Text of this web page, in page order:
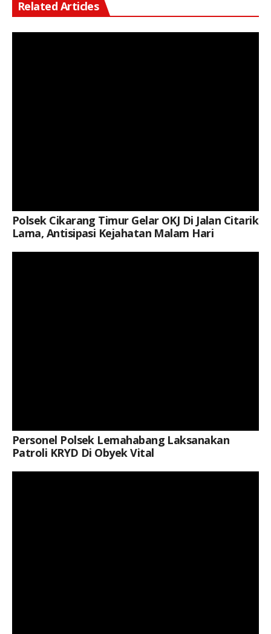
Related Articles
Keterangan Gambar: Personel Polsek Cikarang Timur saat melaksanakan Operasi Kejahatan Jalanan (OKJ) di Jalan Citarik Lama, Desa Jatibaru, Kecamatan Cikarang Timur, Kabupaten Bekasi.
Polsek Cikarang Timur Gelar OKJ Di Jalan Citarik
Lama, Antisipasi Kejahatan Malam Hari
Keterangan Gambar: Brigpol Dodi Wijaya, dan Brigpol Restu Khoerul Akbar, Saat Kegiatan
Personel Polsek Lemahabang Laksanakan
Patroli KRYD Di Obyek Vital
Keterangan Gambar: Sekretaris Gapoktan Ganda Mukti Desa Cipayung, Adi Sukriyadi, SE, menyambut gembira kemudahan akses solar bersubsidi bagi petani di Kabupaten Bekasi.